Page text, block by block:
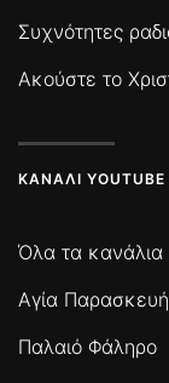
Συχνότητες
Ακούστε το
ΚΑΝΆΛΙ YOUTUBE
Όλα τα κανάλια
Αγία Παρασκευή
Παλαιό Φάληρο